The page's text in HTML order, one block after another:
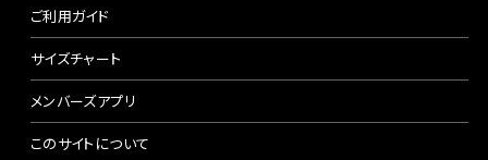
ご利用ガイド
サイズチャート
メンバーズアプリ
このサイトについて